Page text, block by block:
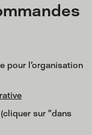
pour l'organisation
(cliquer sur "dans